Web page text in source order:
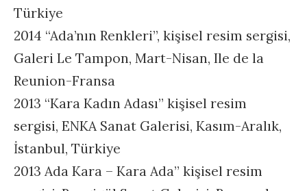
Türkiye
2014 “Ada’nın Renkleri”, kişisel resim sergisi,
Galeri Le Tampon, Mart-Nisan, Ile de la
Reunion-Fransa
2013 “Kara Kadın Adası” kişisel resim
sergisi, ENKA Sanat Galerisi, Kasım-Aralık,
İstanbul, Türkiye
2013 Ada Kara – Kara Ada” kişisel resim